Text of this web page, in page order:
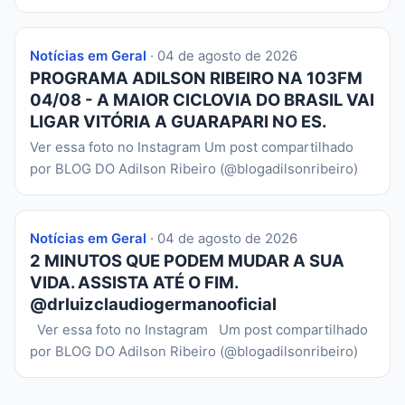
Notícias em Geral · 04 de agosto de 2026
PROGRAMA ADILSON RIBEIRO NA 103FM
04/08 - A MAIOR CICLOVIA DO BRASIL VAI
LIGAR VITÓRIA A GUARAPARI NO ES.
Ver essa foto no Instagram Um post compartilhado
por BLOG DO Adilson Ribeiro (@blogadilsonribeiro)
Notícias em Geral · 04 de agosto de 2026
2 MINUTOS QUE PODEM MUDAR A SUA
VIDA. ASSISTA ATÉ O FIM.
@drluizclaudiogermanooficial
Ver essa foto no Instagram Um post compartilhado
por BLOG DO Adilson Ribeiro (@blogadilsonribeiro)